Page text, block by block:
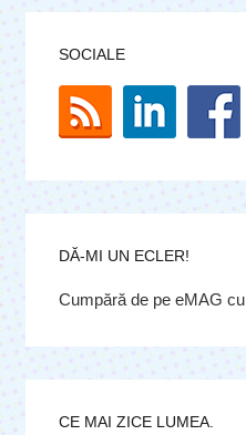
SOCIALE
DĂ-MI UN ECLER!
Cumpără de pe eMAG cu
CE MAI ZICE LUMEA.